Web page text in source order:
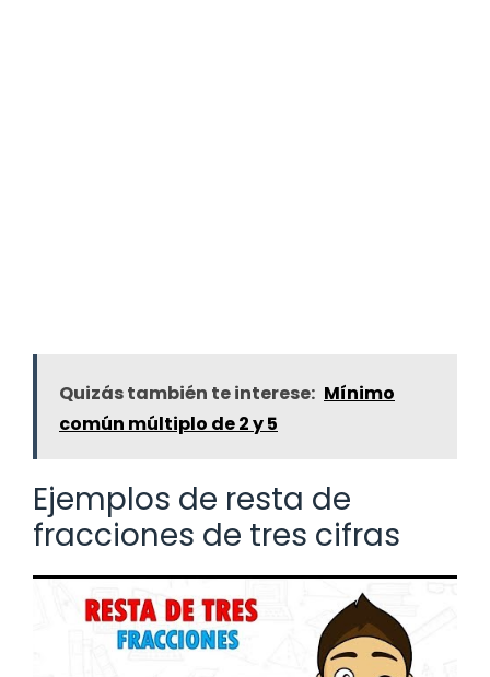
Quizás también te interese: Mínimo
común múltiplo de 2 y 5
Ejemplos de resta de
fracciones de tres cifras